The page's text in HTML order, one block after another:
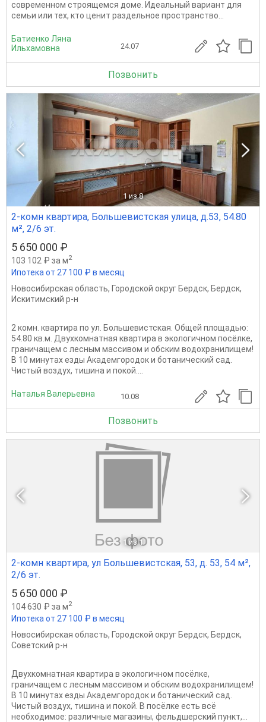
современном строящемся доме. Идеальный вариант для
семьи или тех, кто ценит раздельное пространство...
Батиенко Ляна
Ильхамовна
24.07
Позвонить
1 из 8
2-комн квартира, Большевистская улица, д.53, 54.80
м², 2/6 эт.
5 650 000 ₽
103 102 ₽ за м2
Ипотека от 27 100 ₽ в месяц
Новосибирская область, Городской округ Бердск, Бердск,
Искитимский р-н
2 комн. квартира по ул. Большевистская. Общей площадью:
54.80 кв.м. Двухкомнатная квартира в экологичном посёлке,
граничащем с лесным массивом и обским водохранилищем!
В 10 минутах езды Академгородок и ботанический сад.
Чистый воздух, тишина и покой....
Наталья Валерьевна 10.08
Позвонить
1 из 1
2-комн квартира, ул Большевистская, 53, д. 53, 54 м²,
2/6 эт.
5 650 000 ₽
104 630 ₽ за м2
Ипотека от 27 100 ₽ в месяц
Новосибирская область, Городской округ Бердск, Бердск,
Советский р-н
Двухкомнатная квартира в экологичном посёлке,
граничащем с лесным массивом и обским водохранилищем!
В 10 минутах езды Академгородок и ботанический сад.
Чистый воздух, тишина и покой. В посёлке есть всё
необходимое: различные магазины, фельдшерский пункт,...